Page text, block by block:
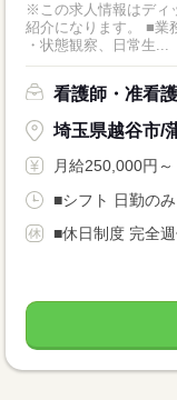
※この求人情報はディ
紹介になります。 ■業
・状態観察、日常生...
看護師・准看
埼玉県越谷市/
月給250,000円～
■シフト 日勤の
■休日制度 完全